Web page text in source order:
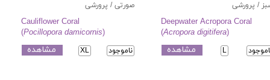
/ پرورشی
Deepwater Acropora Coral
(Acropora digitifera)
L مشاهده
صورتی / پرورشی
Cauliflower Coral
(Pocillopora damicornis)
ناموجود XL مشاهده